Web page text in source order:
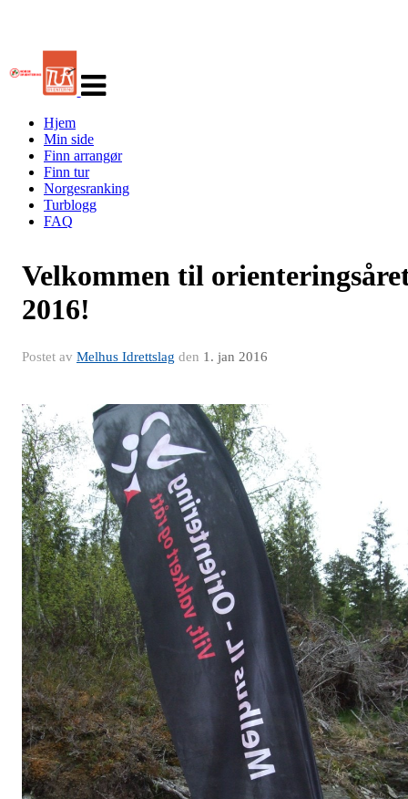
navigasjon
Hjem
Min side
Finn arrangør
Finn tur
Norgesranking
Turblogg
FAQ
Velkommen til
2016!
Postet av Melhus Idrettslag den 1. jan 2016